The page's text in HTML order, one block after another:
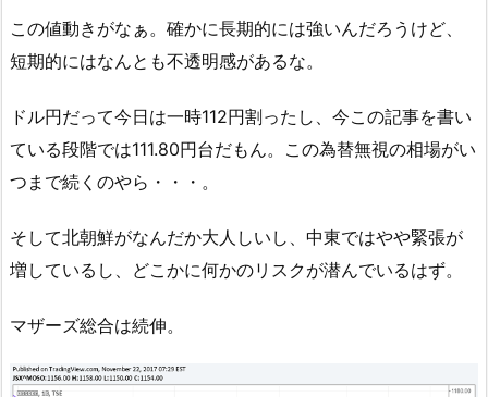
この値動きがなぁ。確かに長期的には強いんだろうけど、
短期的にはなんとも不透明感があるな。
ドル円だって今日は一時112円割ったし、今この記事を書い
ている段階では111.80円台だもん。この為替無視の相場がい
つまで続くのやら・・・。
そして北朝鮮がなんだか大人しいし、中東ではやや緊張が
増しているし、どこかに何かのリスクが潜んでいるはず。
マザーズ総合は続伸。